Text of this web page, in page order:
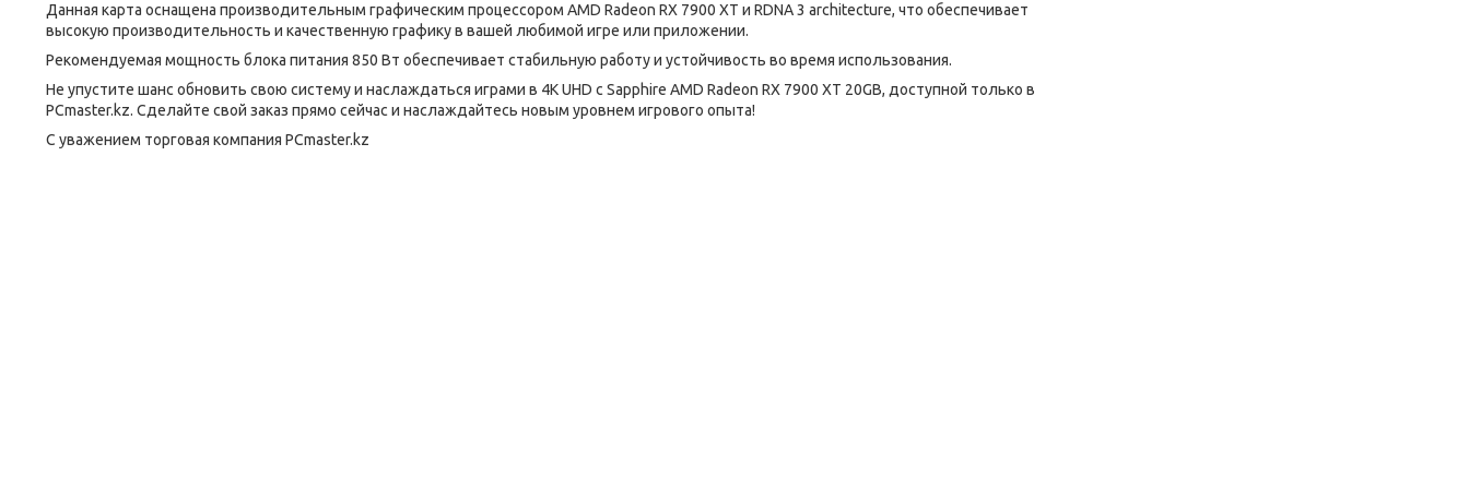
Данная карта оснащена производительным графическим процессором AMD Radeon RX 7900 XT и RDNA 3 architecture, что обеспечивает
высокую производительность и качественную графику в вашей любимой игре или приложении.
Рекомендуемая мощность блока питания 850 Вт обеспечивает стабильную работу и устойчивость во время использования.
Не упустите шанс обновить свою систему и наслаждаться играми в 4K UHD с Sapphire AMD Radeon RX 7900 XT 20GB, доступной только в
PCmaster.kz. Сделайте свой заказ прямо сейчас и наслаждайтесь новым уровнем игрового опыта!
С уважением торговая компания PCmaster.kz